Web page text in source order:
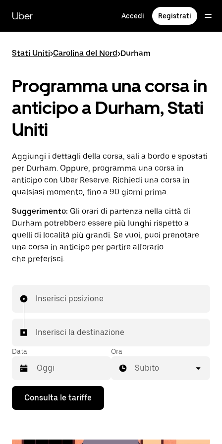
contenuto
principale
Uber Accedi Registrati
Stati Uniti>Carolina del Nord>Durham
Programma una corsa in
anticipo a Durham, Stati
Uniti
Aggiungi i dettagli della corsa, sali a bordo e spostati
per Durham. Oppure, programma una corsa in
anticipo con Uber Reserve. Richiedi una corsa in
qualsiasi momento, fino a 90 giorni prima.
Suggerimento: Gli orari di partenza nella città di
Durham potrebbero essere più lunghi rispetto a
quelli di località più grandi. Se vuoi, puoi prenotare
una corsa in anticipo per partire all'orario
che preferisci.
Inserisci posizione
Inserisci la destinazione
Data
Utilizza
tasto
Ora
Subito
Consulta le tariffe